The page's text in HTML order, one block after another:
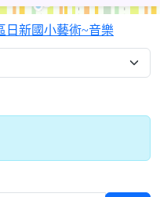
110 學